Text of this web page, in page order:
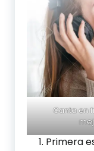
Canta en
Primera